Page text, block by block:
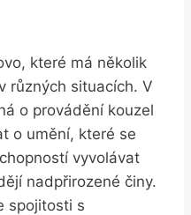
které má několik
různých situacích. V
o provádění kouzel
o umění, které se
vyvolávat
nadpřirozené činy.
spojitosti s